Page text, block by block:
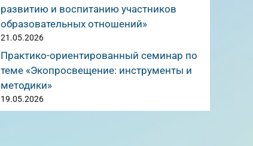
развитию и воспитанию участников
образовательных отношений»
21.05.2026
Практико-ориентированный семинар по
теме «Экопросвещение: инструменты и
методики»
19.05.2026